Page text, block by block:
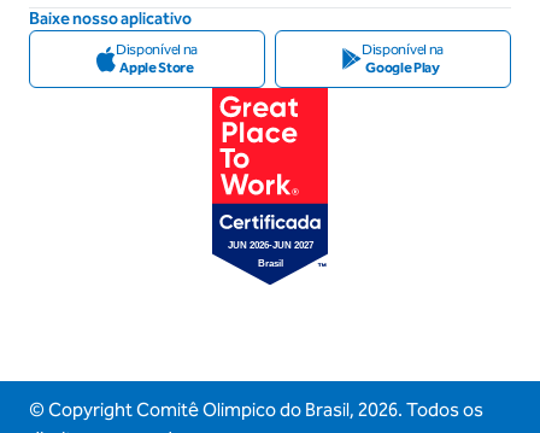
Baixe nosso aplicativo
Disponível na
Apple Store
Disponível na
Google Play
© Copyright Comitê Olimpico do Brasil, 2026. Todos os